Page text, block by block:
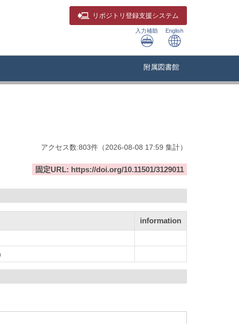
リポジトリ 登録支援システム
入力補助 English
附属図書館
アクセス数:803件 （2026-08-08 17:59 集計）
固定URL: https://doi.org/10.11501/3129011
information